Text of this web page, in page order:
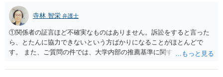
寺林 智栄 弁護士
①関係者の証言ほど不確実なものはありません。訴訟をすると言った
ら、とたんに協力できないという方ばかりになることがほとんどで
す。 また、ご質問の件では、大学内部の推薦基準に関する資料とご相
しょう。 資料の開示制度があるかどうかを一度大学側に問い合わせて